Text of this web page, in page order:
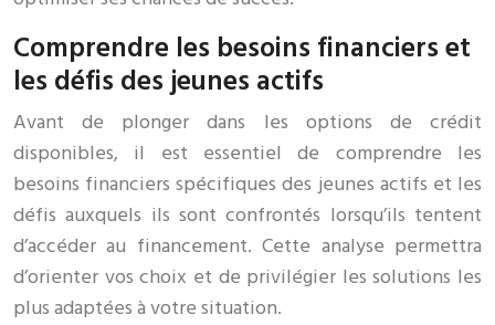
Comprendre les besoins financiers et
les défis des jeunes actifs
Avant de plonger dans les options de crédit
disponibles, il est essentiel de comprendre les
besoins financiers spécifiques des jeunes actifs et les
défis auxquels ils sont confrontés lorsqu’ils tentent
d’accéder au financement. Cette analyse permettra
d’orienter vos choix et de privilégier les solutions les
plus adaptées à votre situation.